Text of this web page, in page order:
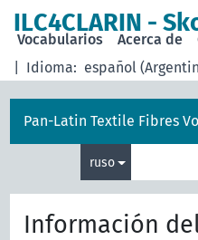
ILC4CLARIN -
Idioma: español
Vocabularios Acerca de
Pan-Latin Textile Fibres
ruso
Información